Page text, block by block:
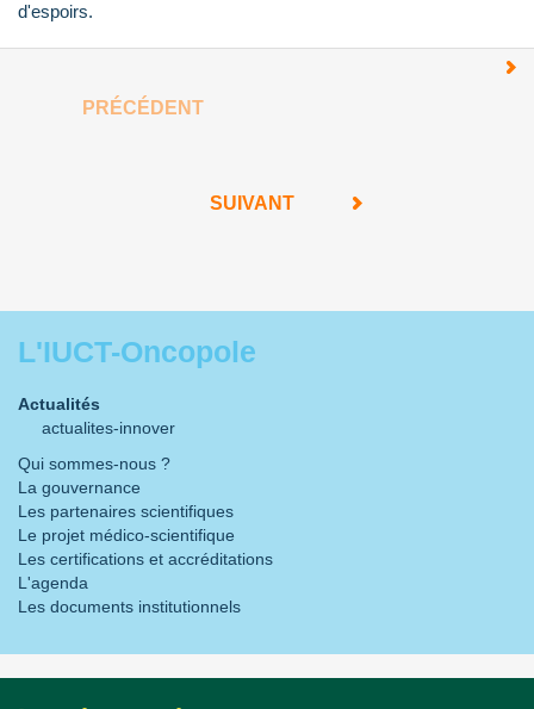
d'espoirs.
PRÉCÉDENT
SUIVANT
L'IUCT-Oncopole
Actualités
actualites-innover
Qui sommes-nous ?
La gouvernance
Les partenaires scientifiques
Le projet médico-scientifique
Les certifications et accréditations
L'agenda
Les documents institutionnels